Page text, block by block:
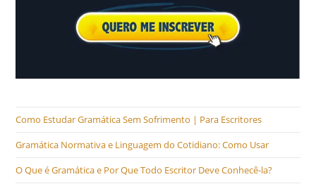
Como Estudar Gramática Sem Sofrimento | Para Escritores
Gramática Normativa e Linguagem do Cotidiano: Como Usar
O Que é Gramática e Por Que Todo Escritor Deve Conhecê-la?